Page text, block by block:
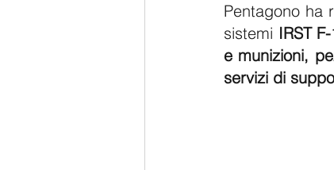
Pentagono ha
sistemi IRST
e munizioni,
servizi di